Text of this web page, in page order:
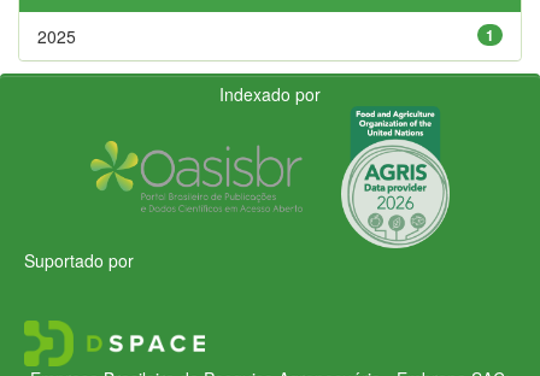
1
2025
Indexado por
Suportado por